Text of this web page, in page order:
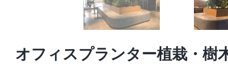
オフィスプランター植栽・樹